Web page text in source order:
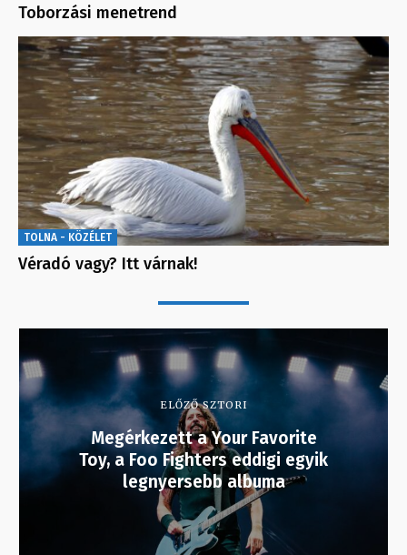
Toborzási menetrend
TOLNA - KÖZÉLET
Véradó vagy? Itt várnak!
ELŐZŐ SZTORI
Megérkezett a Your Favorite
Toy, a Foo Fighters eddigi egyik
legnyersebb albuma